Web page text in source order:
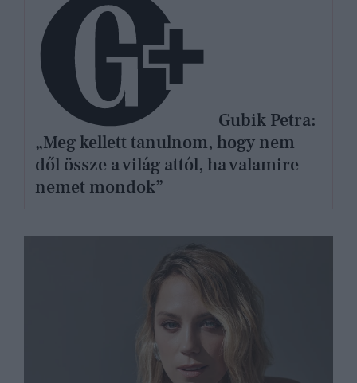
Gubik Petra:
„Meg kellett tanulnom, hogy nem
dől össze a világ attól, ha valamire
nemet mondok”